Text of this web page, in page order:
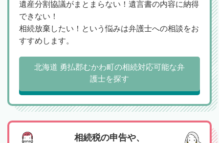
遺産分割協議がまとまらない！遺言書の内容に納得
できない！
相続放棄したい！という悩みは弁護士への相談をお
すすめします。
北海道 勇払郡むかわ町の相続対応可能な弁
護士を探す
相続税の申告や、